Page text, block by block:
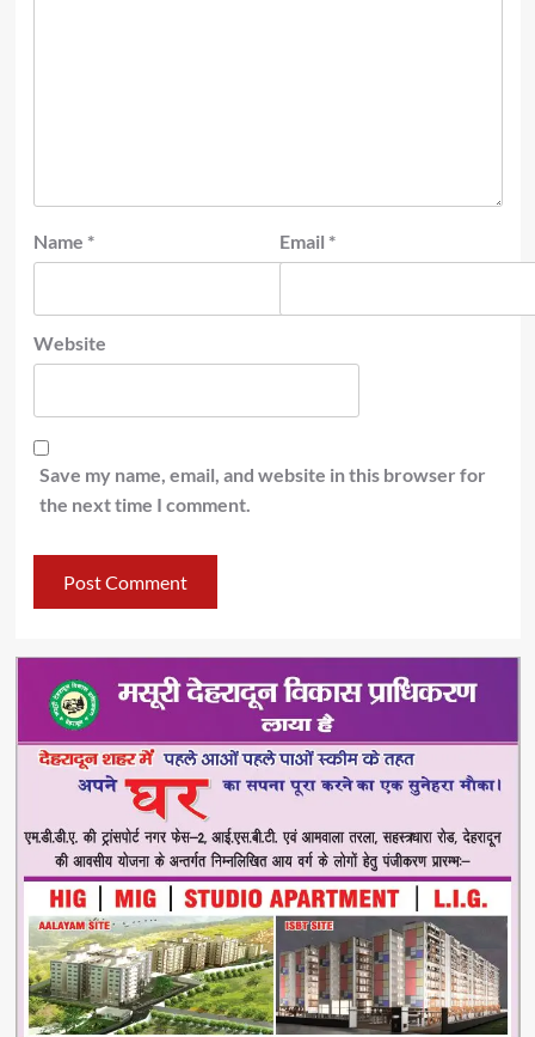
Name * Email *
Website
Save my name, email, and website in this browser for
the next time I comment.